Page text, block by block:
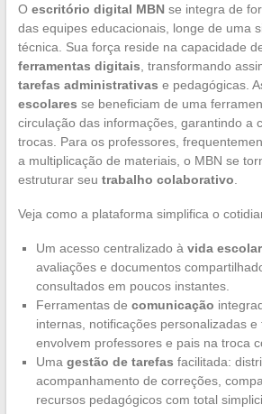
O escritório digital MBNse integra de
das equipes educacionais, longe de uma
técnica. Sua força reside na capacidade
ferramentas digitais , transformando
tarefas administrativas e pedagógicas.
escolares se beneficiam de uma
circulação das informações, garantindo a
trocas. Para os professores,
a multiplicação de materiais, o MBN se
estruturar seu trabalho colaborativo
Veja como a plataforma simplifica o
Um acesso centralizado à vida escolar
avaliações e documentos
consultados em poucos instantes.
Ferramentas de comunicação
internas, notificações personalizadas
envolvem professores e pais na troca
Uma gestão de tarefas facilitada:
acompanhamento de correções,
recursos pedagógicos com total